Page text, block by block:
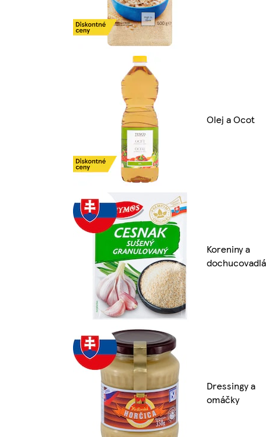
Olej a Ocot
Koreniny a
dochucovadlá
Dressingy a
omáčky